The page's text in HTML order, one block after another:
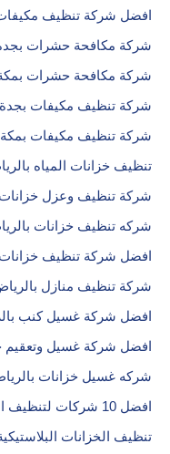
افضل شركة تنظيف
شركة مكافحة حشرات
شركة مكافحة حشرات
شركة تنظيف مكيفات بجدة
شركة تنظيف مكيفات بمكة
تنظيف خزانات المياه
شركة تنظيف وعزل خزانات
شركه تنظيف خزانات
افضل شركة تنظيف خزانات
شركة تنظيف منازل
افضل شركة غسيل كنب
افضل شركة غسيل وتعقيم
شركه غسيل خزانات
افضل 10 شركات لتنظيف الخزانات بالرياض
تنظيف الخزانات